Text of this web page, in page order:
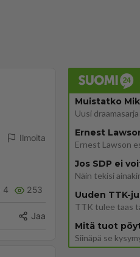
Ilmoita
4 253
Jaa